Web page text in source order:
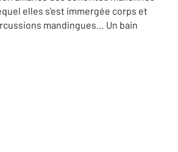
elles s’est immergée corps et
mandingues… Un bain